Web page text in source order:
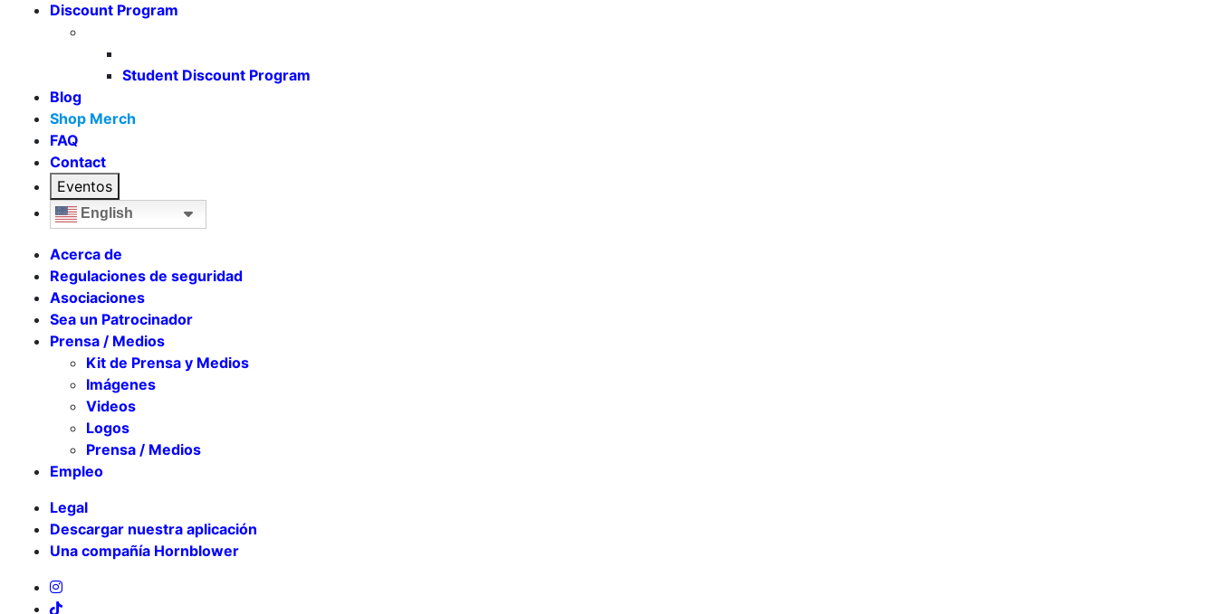
Discount Program
Student Discount Program
Blog
Shop Merch
FAQ
Contact
Eventos
English
Acerca de
Regulaciones de seguridad
Asociaciones
Sea un Patrocinador
Prensa / Medios
Kit de Prensa y Medios
Imágenes
Videos
Logos
Prensa / Medios
Empleo
Legal
Descargar nuestra aplicación
Una compañía Hornblower